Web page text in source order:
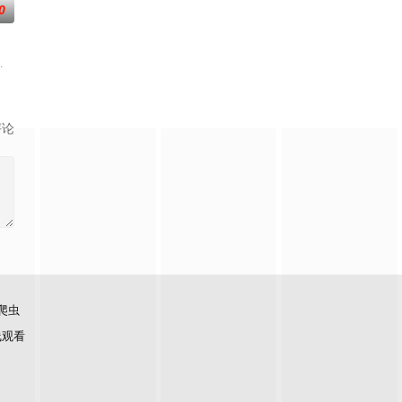
初心不变！将“见天地之广
梦佳,张雅琪,林述巍,戴军,瞿颖,汪涵,尹浩宇,袁一琦
虫
看